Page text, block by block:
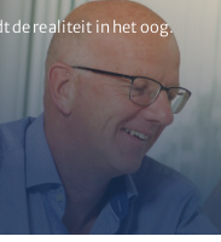
de realiteit in het oog.